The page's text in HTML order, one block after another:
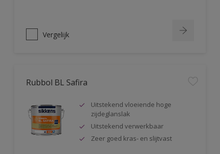
Vergelijk
Rubbol BL Safira
Uitstekend vloeiende hoge
zijdeglanslak
Uitstekend verwerkbaar
Zeer goed kras- en slijtvast